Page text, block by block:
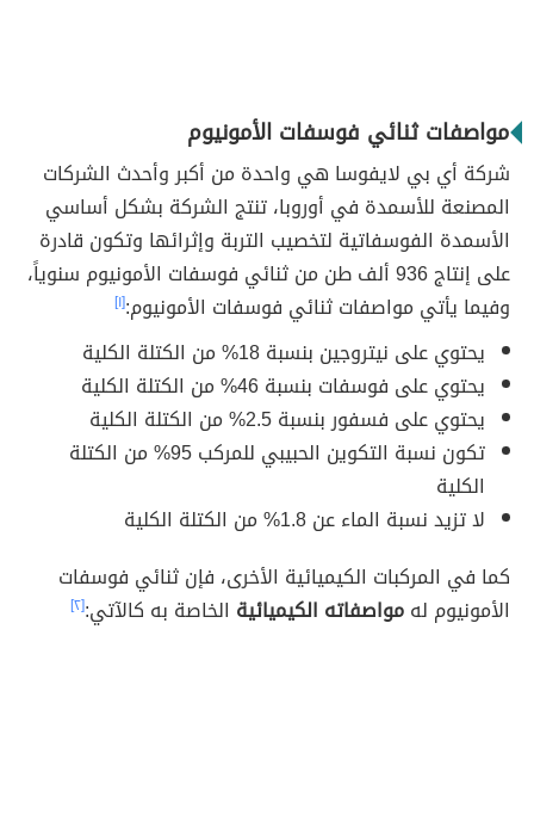
مواصفات ثنائي فوسفات الأمونيوم
شركة أي بي لايفوسا هي واحدة من أكبر وأحدث الشركات
المصنعة للأسمدة في أوروبا، تنتج الشركة بشكل أساسي
الأسمدة الفوسفاتية لتخصيب التربة وإثرائها وتكون قادرة
على إنتاج 936 ألف طن من ثنائي فوسفات الأمونيوم سنوياً،
وفيما يأتي مواصفات ثنائي فوسفات الأمونيوم:[١]
يحتوي على نيتروجين بنسبة 18% من الكتلة الكلية
يحتوي على فوسفات بنسبة 46% من الكتلة الكلية
يحتوي على فسفور بنسبة 2.5% من الكتلة الكلية
تكون نسبة التكوين الحبيبي للمركب 95% من الكتلة
الكلية
لا تزيد نسبة الماء عن 1.8% من الكتلة الكلية
كما في المركبات الكيميائية الأخرى، فإن ثنائي فوسفات
الأمونيوم لهمواصفاته الكيميائية الخاصة به كالآتي:[٢]